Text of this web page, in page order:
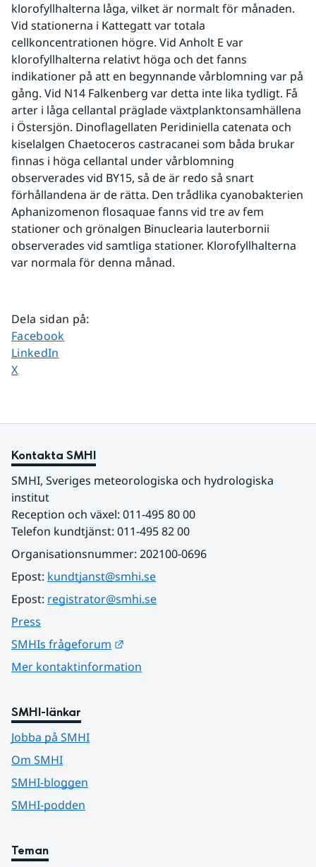
klorofyllhalterna låga, vilket är normalt för månaden.
Vid stationerna i Kattegatt var totala
cellkoncentrationen högre. Vid Anholt E var
klorofyllhalterna relativt höga och det fanns
indikationer på att en begynnande vårblomning var på
gång. Vid N14 Falkenberg var detta inte lika tydligt. Få
arter i låga cellantal präglade växtplanktonsamhällena
i Östersjön. Dinoflagellaten Peridiniella catenata och
kiselalgen Chaetoceros castracanei som båda brukar
finnas i höga cellantal under vårblomning
observerades vid BY15, så de är redo så snart
förhållandena är de rätta. Den trådlika cyanobakterien
Aphanizomenon flosaquae fanns vid tre av fem
stationer och grönalgen Binuclearia lauterbornii
observerades vid samtliga stationer. Klorofyllhalterna
var normala för denna månad.
Dela sidan på:
Dela sidan på
Facebook
Dela sidan på
LinkedIn
Dela sidan på
X
Kontakta SMHI
SMHI, Sveriges meteorologiska och hydrologiska
institut
Reception och växel: 011-495 80 00
Telefon kundtjänst: 011-495 82 00
Organisationsnummer: 202100-0696
Epost: kundtjanst@smhi.se
Epost: registrator@smhi.se
Press
SMHIs frågeforum
Mer kontaktinformation
SMHI-länkar
Jobba på SMHI
Om SMHI
SMHI-bloggen
SMHI-podden
Teman